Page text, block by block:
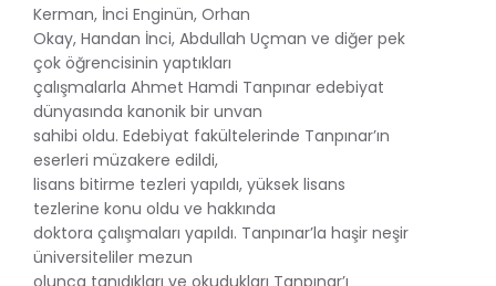
Kerman, İnci Enginün, Orhan
Okay, Handan İnci, Abdullah Uçman ve diğer pek
çok öğrencisinin yaptıkları
çalışmalarla Ahmet Hamdi Tanpınar edebiyat
dünyasında kanonik bir unvan
sahibi oldu. Edebiyat fakültelerinde Tanpınar’ın
eserleri müzakere edildi,
lisans bitirme tezleri yapıldı, yüksek lisans
tezlerine konu oldu ve hakkında
doktora çalışmaları yapıldı. Tanpınar’la haşir neşir
üniversiteliler mezun
olunca tanıdıkları ve okudukları Tanpınar’ı